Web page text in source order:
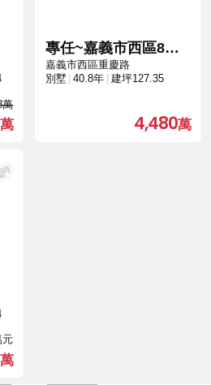
萬
專任~嘉義市西區8米5大面寬別墅B0478
嘉義市西區重慶路
別墅
40.8年 建坪127.35
4,480
元